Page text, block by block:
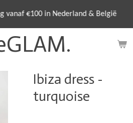
vanaf €100 in Nederland & België
Ibiza dress -
turquoise